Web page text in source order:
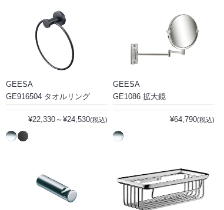
GEESA
GE916504 タオルリング
¥22,330～¥24,530(税込)
GEESA
GE1086 拡大鏡
¥64,790(税込)